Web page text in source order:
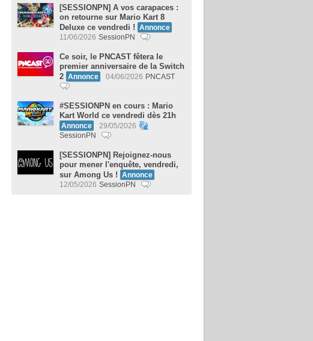
[SESSIONPN] A vos carapaces :
on retourne sur Mario Kart 8
Deluxe ce vendredi !
Annonce
11/06/2026 SessionPN
Ce soir, le PNCAST fêtera le
premier anniversaire de la Switch
2 Annonce 04/06/2026 PNCAST
#SESSIONPN en cours : Mario
Kart World ce vendredi dès 21h
Annonce
29/05/2026
SessionPN
[SESSIONPN] Rejoignez-nous
pour mener l'enquête, vendredi,
sur Among Us !
Annonce
12/05/2026 SessionPN